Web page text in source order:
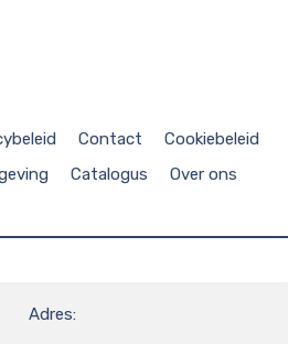
Contact
Cookiebeleid
Catalogus Over ons
Adres: